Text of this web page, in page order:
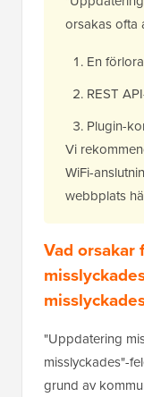
orsakas ofta
En
REST
Plugin-
Vi
WiFi-
webbplats
Vad
"Uppdatering
misslyckades"-
grund av